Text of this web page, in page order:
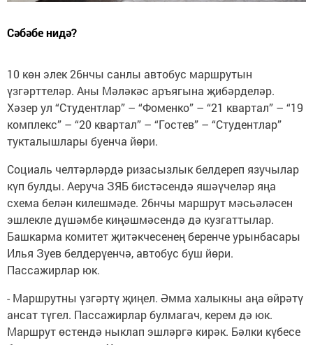
Сәбәбе нидә?
10 көн элек 26нчы санлы автобус маршрутын
үзгәрттеләр. Аны Мәләкәс аръягына җибәрделәр.
Хәзер ул “Студентлар” – “Фоменко” – “21 квартал” – “19
комплекс” – “20 квартал” – “Гостев” – “Студентлар”
тукталышлары буенча йөри.
Социаль челтәрләрдә ризасызлык белдереп язучылар
күп булды. Аеруча ЗЯБ бистәсендә яшәүчеләр яңа
схема белән килешмәде. 26нчы маршрут мәсьәләсен
эшлекле дүшәмбе киңәшмәсендә дә кузгаттылар.
Башкарма комитет җитәкчесенең беренче урынбасары
Илья Зуев белдерүенчә, автобус буш йөри.
Пассажирлар юк.
- Маршрутны үзгәртү җиңел. Әмма халыкны аңа өйрәтү
ансат түгел. Пассажирлар булмагач, керем дә юк.
Маршрут өстендә ныклап эшләргә кирәк. Бәлки күбесе